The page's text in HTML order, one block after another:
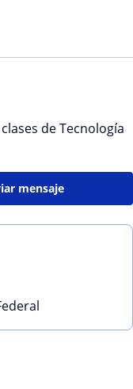
de Tecnología
mensaje